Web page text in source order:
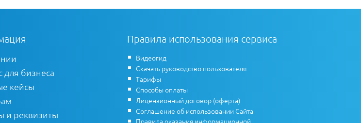
для бизнеса
кейсы
и реквизиты
Правила использования сервиса
Видеогид
Скачать руководство пользователя
Тарифы
Способы оплаты
Лицензионный договор (оферта)
Соглашение об использовании Сайта